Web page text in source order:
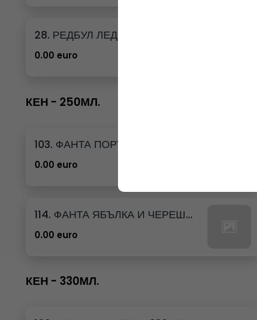
28. РЕДБУЛ ЛЕДЕНА ВАНИЛИЯ
0.00 euro
КЕН - 250МЛ.
0.00 euro
114. ФАНТА ЯБЪЛКА И ЧЕРЕША КЕН - 250МЛ.
0.00 euro
КЕН - 330МЛ.